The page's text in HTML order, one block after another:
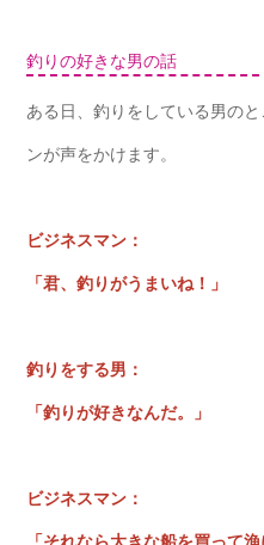
釣りの好きな男の話
ある日、釣りをしている男の
ンが声をかけます。
ビジネスマン：
「君、釣りがうまいね！」
釣りをする男：
「釣りが好きなんだ。」
ビジネスマン：
「それなら大きな船を買って